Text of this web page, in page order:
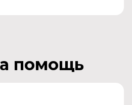
помощь